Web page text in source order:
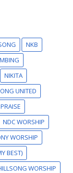
NKB
NIKITA
UNITED
NDC WORSHIP
WORSHIP
BEST)
WORSHIP